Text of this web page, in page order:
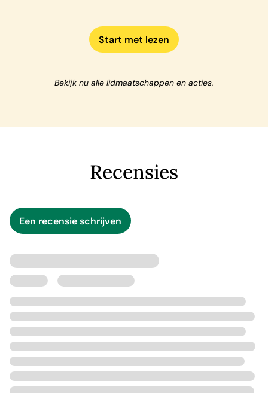
Start met lezen
Bekijk nu alle lidmaatschappen en acties.
Recensies
Een recensie schrijven